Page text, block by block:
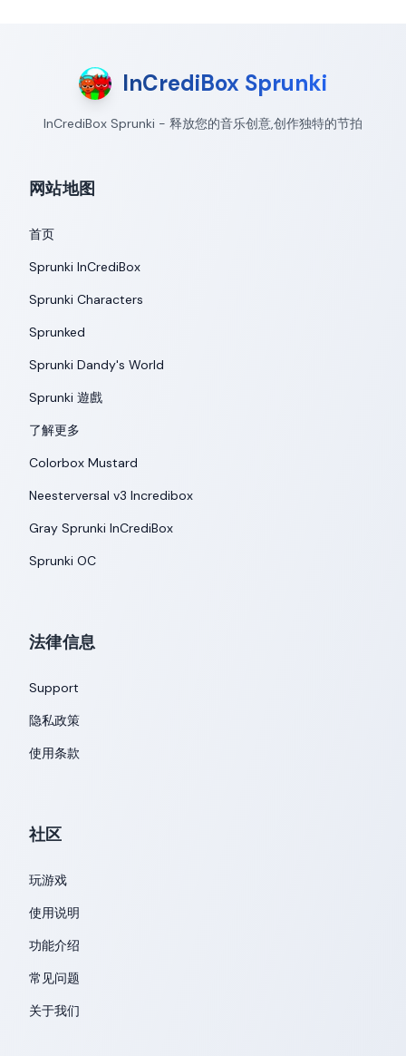
InCrediBox Sprunki
InCrediBox Sprunki - 释放您的音乐创意,创作独特的节拍
网站地图
首页
Sprunki InCrediBox
Sprunki Characters
Sprunked
Sprunki Dandy's World
Sprunki 遊戲
了解更多
Colorbox Mustard
Neesterversal v3 Incredibox
Gray Sprunki InCrediBox
Sprunki OC
法律信息
Support
隐私政策
使用条款
社区
玩游戏
使用说明
功能介绍
常见问题
关于我们